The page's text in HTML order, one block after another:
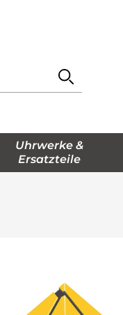
Uhrwerke &
Ersatzteile